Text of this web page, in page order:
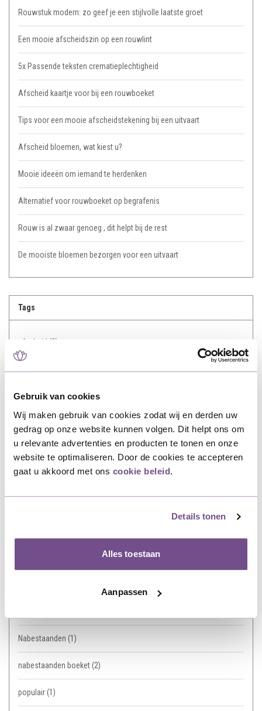
Gebruik van cookies
Wij maken gebruik van cookies zodat wij en derden uw
gedrag op onze website kunnen volgen. Dit helpt ons om
u relevante advertenties en producten te tonen en onze
website te optimaliseren. Door de cookies te accepteren
gaat u akkoord met ons cookie beleid.
Details tonen
Alles toestaan
Aanpassen
Rouwstuk modern: zo geef je een stijlvolle laatste groet
Een mooie afscheidszin op een rouwlint
5x Passende teksten crematieplechtigheid
Afscheid kaartje voor bij een rouwboeket
Tips voor een mooie afscheidstekening bij een uitvaart
Afscheid bloemen, wat kiest u?
Mooie ideeën om iemand te herdenken
Alternatief voor rouwboeket op begrafenis
Rouw is al zwaar genoeg , dit helpt bij de rest
De mooiste bloemen bezorgen voor een uitvaart
Tags
afscheid (3)
bezorging(1)
Bloemen
Gedenksteen(1)
Nabestaanden (1)
nabestaanden boeket(2)
populair(1)